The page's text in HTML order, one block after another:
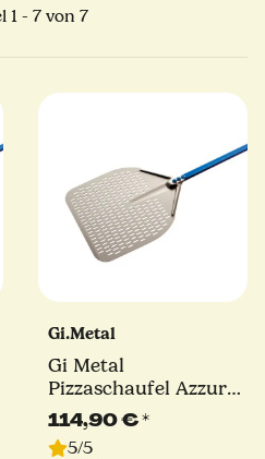
1 - 7 von 7
Gi.Metal
Gi Metal
Pizzaschaufel Azzurra
| Ø 33 cm | Stiel 60
cm | eckig
114,90 €*
5/5